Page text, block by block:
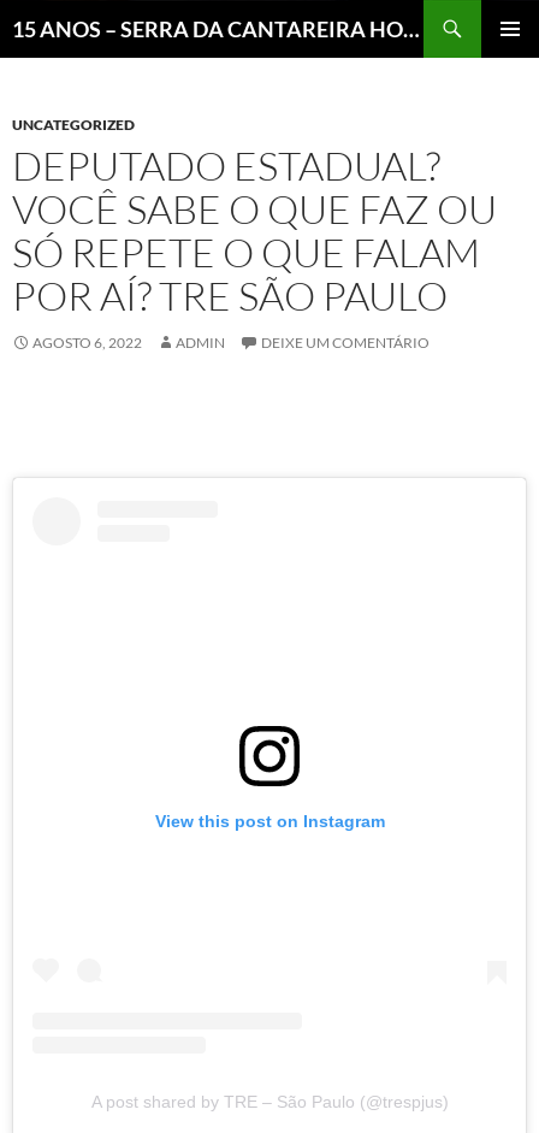
15 ANOS – SERRA DA CANTAREIRA HOJE E COTIDIANO DO BRASIL E DO MUNDO
UNCATEGORIZED
DEPUTADO ESTADUAL?
VOCÊ SABE O QUE FAZ OU
SÓ REPETE O QUE FALAM
POR AÍ? TRE SÃO PAULO
AGOSTO 6, 2022 ADMIN DEIXE UM COMENTÁRIO
View this post on Instagram
A post shared by TRE – São Paulo (@trespjus)